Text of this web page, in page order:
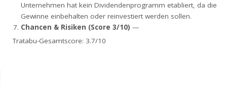
Unternehmen hat kein Dividendenprogramm etabliert, da die
Gewinne einbehalten oder reinvestiert werden sollen.
Chancen & Risiken (Score 3/10) —
Tratabu-Gesamtscore: 3.7/10